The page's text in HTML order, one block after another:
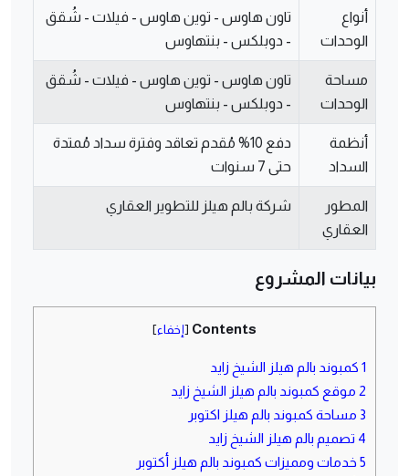
أنواع
الوحدات
تاون هاوس - توين هاوس - فيلات - شُقق
- دوبلكس - بنتهاوس
مساحة
الوحدات
تاون هاوس - توين هاوس - فيلات - شُقق
- دوبلكس - بنتهاوس
أنظمة
السداد
دفع 10% مُقدم تعاقد وفترة سداد مُمتدة
حتى 7 سنوات
المطور
العقاري
شركة بالم هيلز للتطوير العقاري
بيانات المشروع
Contents
[إخفاء]
1 كمبوند بالم هيلز الشيخ زايد
2 موقع كمبوند بالم هيلز الشيخ زايد
3 مساحة كمبوند بالم هيلز اكتوبر
4 تصميم بالم هيلز الشيخ زايد
5 خدمات ومميزات كمبوند بالم هيلز أكتوبر